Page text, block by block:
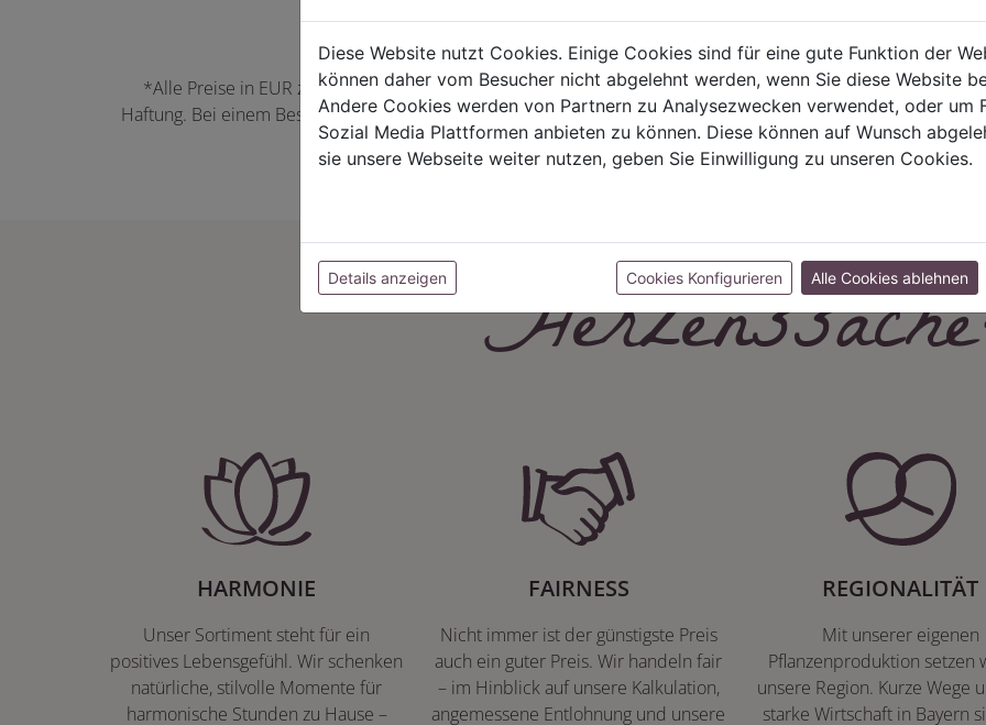
*Alle Preise in EUR zzgl. der jeweils gültigen Mehrwertsteuer und Versandkosten. Für Irrtümer und
Haftung. Bei einem Bestellwert unter 50,00 EUR behalten wir uns die Berechnung eines
können Farbabweichungen zwischen der Bildschirmdarstellung und dem
HARMONIE
Unser Sortiment steht für ein
positives Lebensgefühl. Wir schenken
natürliche, stilvolle Momente für
harmonische Stunden zu Hause –
FAIRNESS
Nicht immer ist der günstigste Preis
auch ein guter Preis. Wir handeln fair
– im Hinblick auf unsere Kalkulation,
angemessene Entlohnung und unsere
REGIONALITÄT
Mit unserer eigenen
Pflanzenproduktion setzen
unsere Region. Kurze Wege
starke Wirtschaft in Bayern
Diese Website nutzt Cookies. Einige Cookies sind für eine gute Funktion der
können daher vom Besucher nicht abgelehnt werden, wenn Sie diese Website
Andere Cookies werden von Partnern zu Analysezwecken verwendet, oder um
Sozial Media Plattformen anbieten zu können. Diese können auf Wunsch
sie unsere Webseite weiter nutzen, geben Sie Einwilligung zu unseren Cookies.
Details anzeigen Cookies Konfigurieren Alle Cookies ablehnen